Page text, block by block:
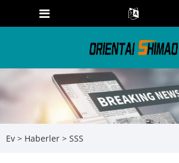
Ev > Haberler > SSS